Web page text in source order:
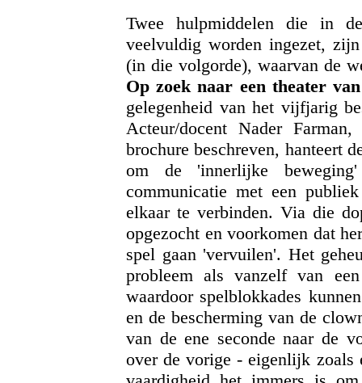
Twee hulpmiddelen die in
veelvuldig worden ingezet,
(in die volgorde), waarvan de
Op zoek naar een theater
gelegenheid van het vijfjarig
Acteur/docent Nader
brochure beschreven, hanteert
om de 'innerlijke
communicatie met een
elkaar te verbinden. Via die
opgezocht en voorkomen dat
spel gaan 'vervuilen'. Het
probleem als vanzelf van
waardoor spelblokkades
en de bescherming van de
van de ene seconde naar de
over de vorige - eigenlijk zoals